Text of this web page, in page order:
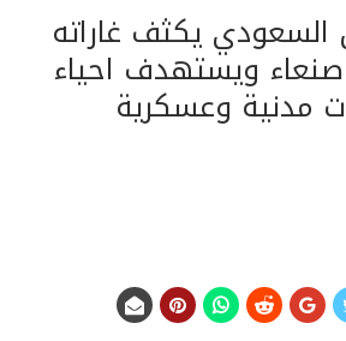
السعودي يكثف غاراته
ويستهدف احياء
مدنية وعسكرية